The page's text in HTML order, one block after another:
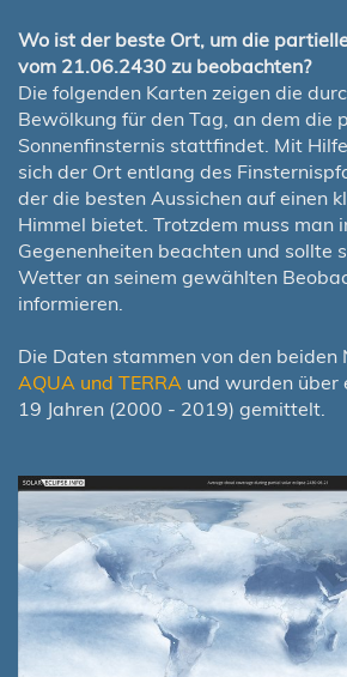
Wo ist der beste Ort, um die
vom 21.06.2430 zu beobachten?
Die folgenden Karten zeigen die
Bewölkung für den Tag, an dem die
Sonnenfinsternis stattfindet. Mit
sich der Ort entlang des
der die besten Aussichen auf einen
Himmel bietet. Trotzdem muss man
Gegenenheiten beachten und sollte
Wetter an seinem gewählten
informieren.
Die Daten stammen von den
AQUA und TERRA und wurden über
19 Jahren (2000 - 2019) gemittelt.